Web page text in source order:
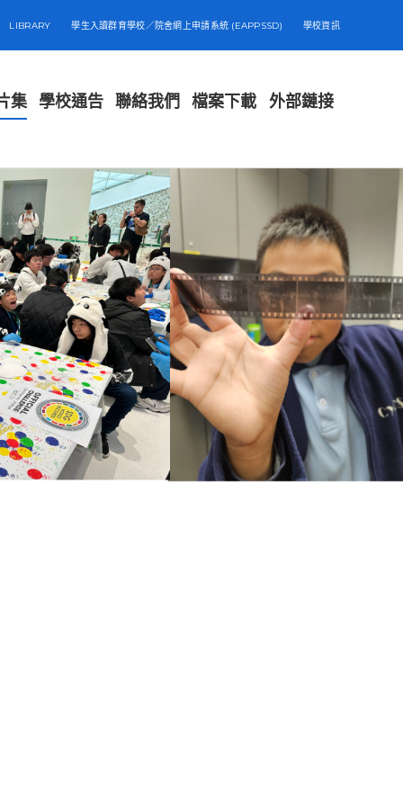
LIBRARY 學生入讀群育學校／院舍網上申請系統 (EAPPSSD) 學校資訊
集 學校通告 聯絡我們 檔案下載 外部鏈接